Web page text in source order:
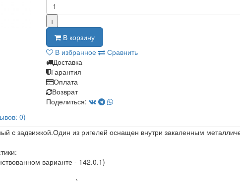
+
В корзину
В избранное
Сравнить
Доставка
Гарантия
Оплата
Возврат
Поделиться:
0)
с задвижкой.Один из ригелей оснащен внутри закаленным
варианте - 142.0.1)